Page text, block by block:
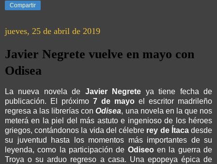
Compartir
jueves, 25 de abril de 2019
Javier Negrete vuelve en mayo con
Odisea
La nueva novela de Javier Negrete ya tiene fecha de
publicación. El próximo 7 de mayo el escritor madrileño
regresa a las librerías conOdisea, una novela en la que nos
meterá en la piel del más astuto e ingenioso de los héroes
griegos, contándonos la vida del célebre rey de Ítacadesde
su juventud hasta los momentos más importantes de su
leyenda, como la participación de Odiseoen la guerra de
Troya o su arduo regreso a casa. Una epopeya épica de